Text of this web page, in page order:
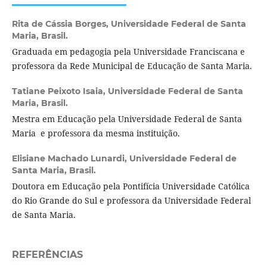
Rita de Cássia Borges, Universidade Federal de Santa
Maria, Brasil.
Graduada em pedagogia pela Universidade Franciscana e
professora da Rede Municipal de Educação de Santa Maria.
Tatiane Peixoto Isaia, Universidade Federal de Santa
Maria, Brasil.
Mestra em Educação pela Universidade Federal de Santa
Maria e professora da mesma instituição.
Elisiane Machado Lunardi, Universidade Federal de
Santa Maria, Brasil.
Doutora em Educação pela Pontifícia Universidade Católica
do Rio Grande do Sul e professora da Universidade Federal
de Santa Maria.
REFERÊNCIAS